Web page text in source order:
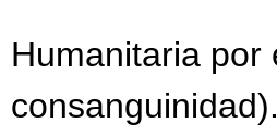
Humanitaria por
consanguinidad).